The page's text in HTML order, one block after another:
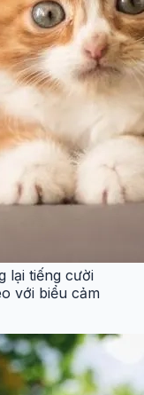
lại tiếng cười
với biểu cảm